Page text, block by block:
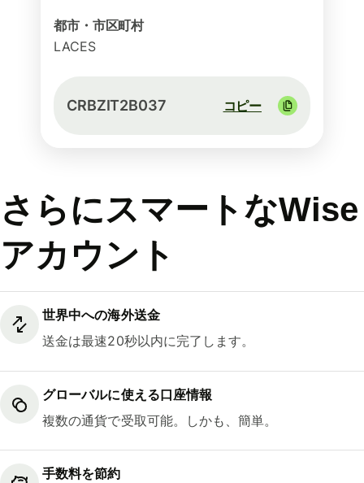
都市・市区町村
LACES
CRBZIT2B037 コピー
さらにスマートなWise
アカウント
世界中への海外送金
送金は最速20秒以内に完了します。
グローバルに使える口座情報
複数の通貨で受取可能。しかも、簡単。
手数料を節約